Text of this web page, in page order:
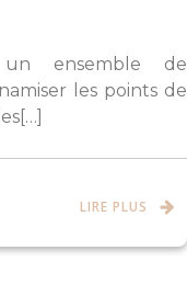
un ensemble de
les points de
LIRE PLUS